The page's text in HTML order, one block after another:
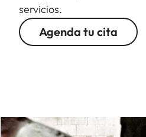
servicios.
Agenda tu cita